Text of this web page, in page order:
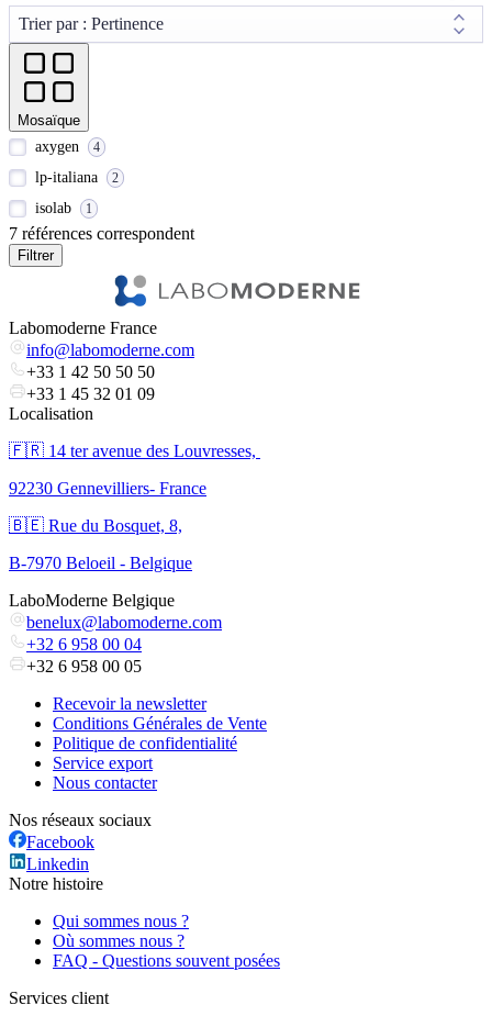
Mosaïque
axygen
4
lp-italiana 2
isolab 1
7 références correspondent
Filtrer
Labomoderne France
info@labomoderne.com
+33 1 42 50 50 50
+33 1 45 32 01 09
Localisation
🇫🇷 ​14 ter avenue des Louvresses,
92230 Gennevilliers- France
🇧🇪 Rue du Bosquet, 8,
B-7970 Beloeil - Belgique
LaboModerne Belgique
benelux@labomoderne.com
+32 6 958 00 04
+32 6 958 00 05
Recevoir la newsletter
Conditions Générales de Vente
Politique de confidentialité
Service export
Nous contacter
Nos réseaux sociaux
Facebook
Linkedin
Notre histoire
Qui sommes nous ?
Où sommes nous ?
FAQ - Questions souvent posées
Services client